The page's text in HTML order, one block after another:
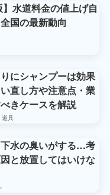
】水道料金の値上げ自
国の最新動向
にシャンプーは効果
直し方や注意点・業
きケースを解説
道具
水の臭いがする…考
と放置してはいけな